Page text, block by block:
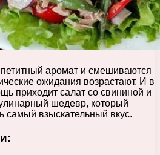
аромат и смешиваются
ожидания возрастают. И в
приходит салат со свининой и
шедевр, который
самый взыскательный вкус.